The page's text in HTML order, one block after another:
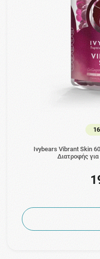
Ivybears Vibrant Skin
Διατροφής